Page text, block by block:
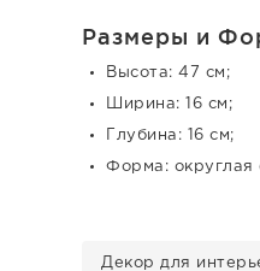
Размеры и
Высота: 47 см;
Ширина: 16 см;
Глубина: 16 см;
Форма: округлая
Декор для